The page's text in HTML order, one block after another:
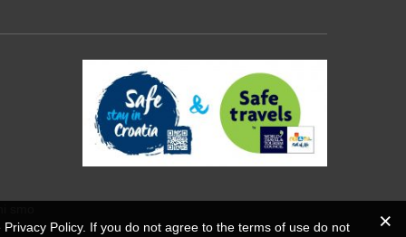
Policy. If you do not agree to the terms of use do not